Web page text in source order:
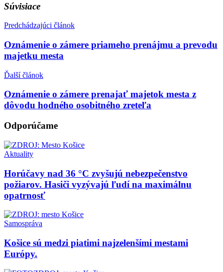
Súvisiace
Predchádzajúci článok
Oznámenie o zámere priameho prenájmu a prevodu
majetku mesta
Ďalší článok
Oznámenie o zámere prenajať majetok mesta z
dôvodu hodného osobitného zreteľa
Odporúčame
Aktuality
Horúčavy nad 36 °C zvyšujú nebezpečenstvo
požiarov. Hasiči vyzývajú ľudí na maximálnu
opatrnosť
Samospráva
Košice sú medzi piatimi najzelenšími mestami
Európy.